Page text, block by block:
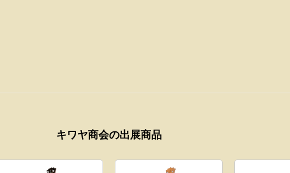
キワヤ商会の出展商品